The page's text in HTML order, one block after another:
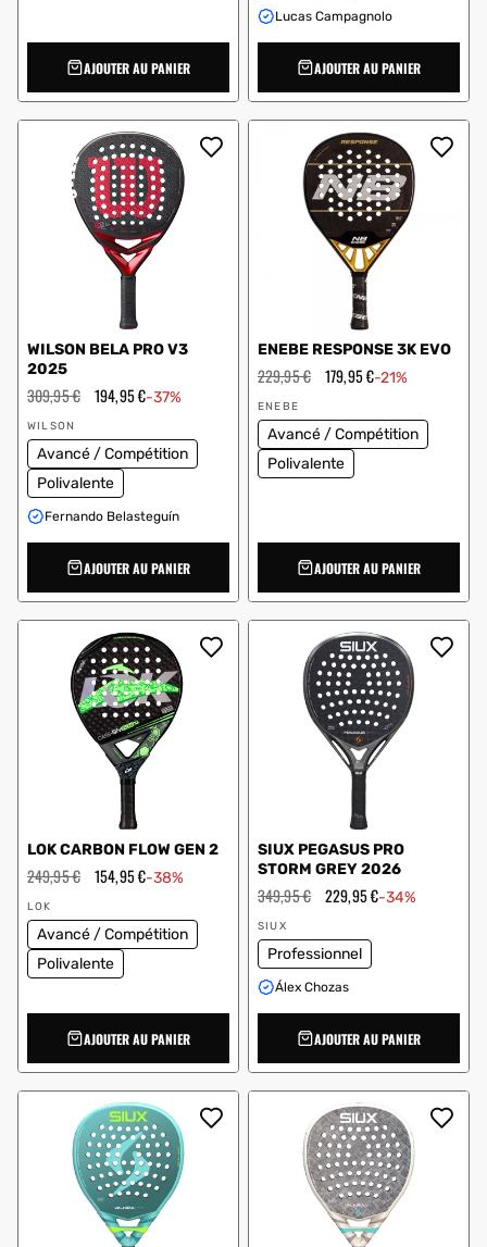
AJOUTER AU PANIER
Lucas Campagnolo
AJOUTER AU PANIER
WILSON BELA PRO V3
2025
Prix
régulier
309,95 € Prix
194,95 €-37%
Vendeur
:
WILSON
Avancé / Compétition
Polivalente
Fernando Belasteguín
AJOUTER AU PANIER
ENEBE RESPONSE 3K EVO
Prix
régulier
229,95 € Prix
179,95 €-21%
Vendeur
:
ENEBE
Avancé / Compétition
Polivalente
AJOUTER AU PANIER
LOK CARBON FLOW GEN 2
Prix
régulier
249,95 € Prix
154,95 €-38%
Vendeur
:
LOK
Avancé / Compétition
Polivalente
AJOUTER AU PANIER
SIUX PEGASUS PRO
STORM GREY 2026
Prix
régulier
349,95 € Prix
229,95 €-34%
Vendeur
:
SIUX
Professionnel
Álex Chozas
AJOUTER AU PANIER